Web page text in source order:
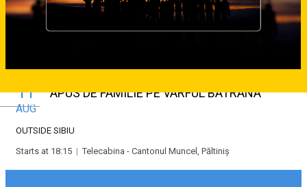
Deutsch
11
AUG
APUS DE FAMILIE PE VARFUL BATRANA
OUTSIDE SIBIU
Starts at 18:15 |Telecabina - Cantonul Muncel, Păltiniș